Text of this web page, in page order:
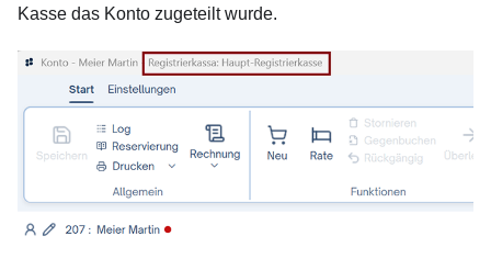
Kasse das Konto zugeteilt wurde.